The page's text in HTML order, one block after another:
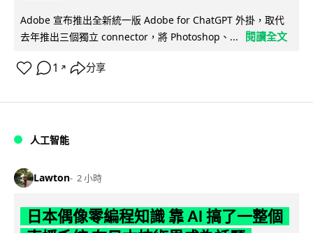
Adobe 宣布推出全新統一版 Adobe for ChatGPT 外掛，取代
去年推出三個獨立 connector，將 Photoshop、...
閱讀全文
1 ↗ 分享
人工智能
Lawton 2 小時
日本偶像零編程知識 靠 AI 搞了一整個